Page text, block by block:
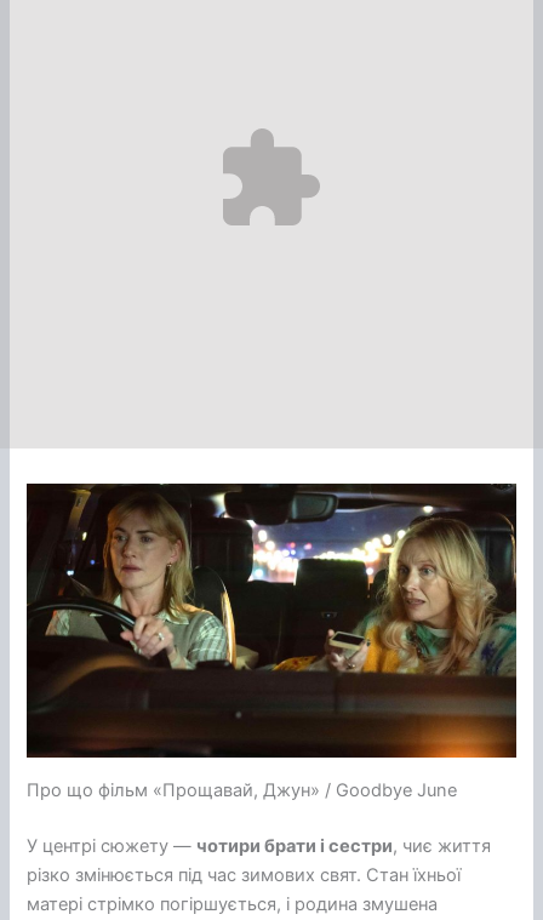
Про що фільм «Прощавай, Джун» / Goodbye June
У центрі сюжету — чотири брати і сестри, чиє життя
різко змінюється під час зимових свят. Стан їхньої
матері стрімко погіршується, і родина змушена